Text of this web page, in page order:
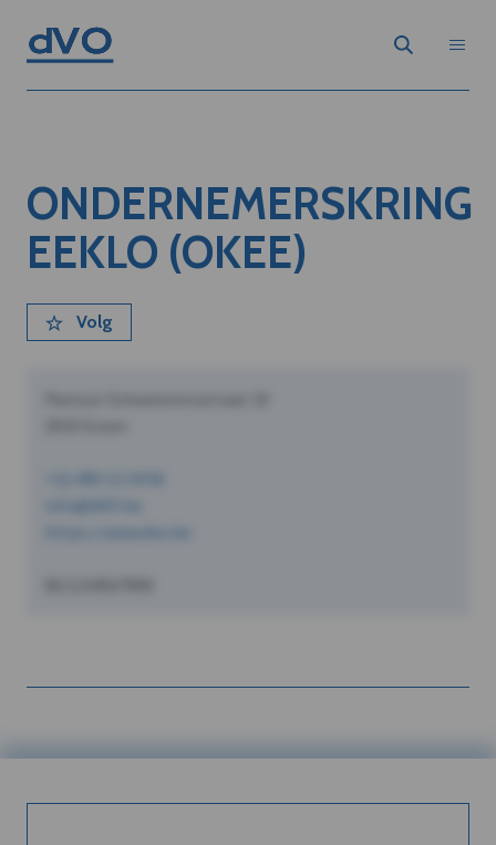
ONDERNEMERSKRING
EEKLO (OKEE)
Volg